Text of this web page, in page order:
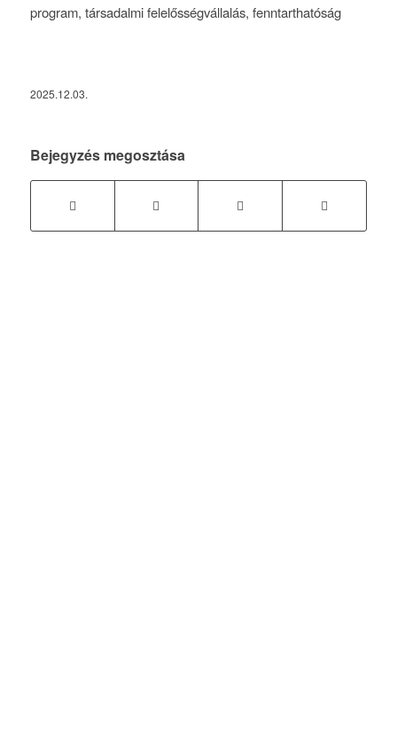
program, társadalmi felelősségvállalás, fenntarthatóság
2025.12.03.
Bejegyzés megosztása